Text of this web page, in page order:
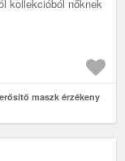
kollekcióból nőknek
maszk érzékeny